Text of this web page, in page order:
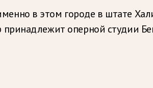
в этом городе в штате
оперной студии